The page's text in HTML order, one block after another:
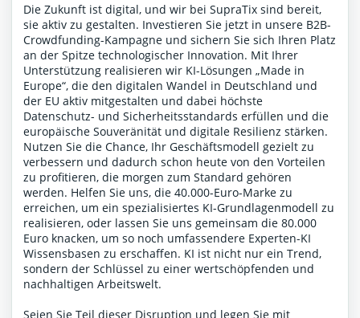
Die Zukunft ist digital, und wir bei SupraTix sind bereit,
sie aktiv zu gestalten. Investieren Sie jetzt in unsere B2B-
Crowdfunding-Kampagne und sichern Sie sich Ihren Platz
an der Spitze technologischer Innovation. Mit Ihrer
Unterstützung realisieren wir KI-Lösungen „Made in
Europe“, die den digitalen Wandel in Deutschland und
der EU aktiv mitgestalten und dabei höchste
Datenschutz- und Sicherheitsstandards erfüllen und die
europäische Souveränität und digitale Resilienz stärken.
Nutzen Sie die Chance, Ihr Geschäftsmodell gezielt zu
verbessern und dadurch schon heute von den Vorteilen
zu profitieren, die morgen zum Standard gehören
werden. Helfen Sie uns, die 40.000-Euro-Marke zu
erreichen, um ein spezialisiertes KI-Grundlagenmodell zu
realisieren, oder lassen Sie uns gemeinsam die 80.000
Euro knacken, um so noch umfassendere Experten-KI
Wissensbasen zu erschaffen. KI ist nicht nur ein Trend,
sondern der Schlüssel zu einer wertschöpfenden und
nachhaltigen Arbeitswelt.
Seien Sie Teil dieser Disruption und legen Sie mit